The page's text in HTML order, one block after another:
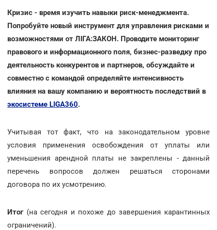
Кризис - время изучить навыки риск-менеджмента.
Попробуйте новый инструмент для управления рисками и
возможностями от ЛІГА:ЗАКОН. Проводите мониторинг
правового и информационного поля, бизнес-разведку про
деятельность конкурентов и партнеров, обсуждайте и
совместно с командой определяйте интенсивность
влияния на вашу компанию и вероятность последствий в
экосистеме LIGA360.
Учитывая тот факт, что на законодательном уровне
условия применения освобождения от уплаты или
уменьшения арендной платы не закреплены - данный
перечень вопросов должен решаться сторонами
договора по их усмотрению.
Итог(на сегодня и похоже до завершения карантинных
ограничений).